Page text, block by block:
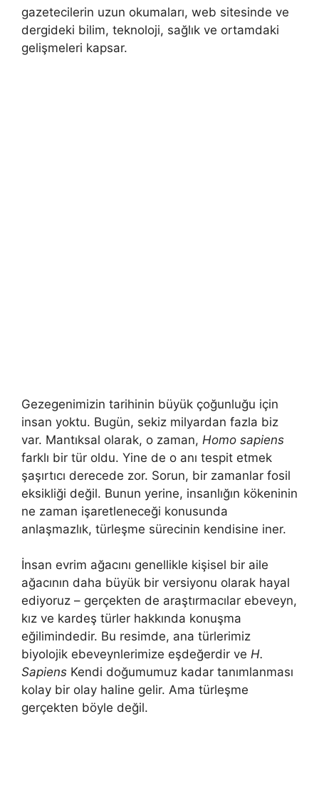
Gezegenimizin tarihinin büyük çoğunluğu için
insan yoktu. Bugün, sekiz milyardan fazla biz
var. Mantıksal olarak, o zaman, Homo sapiens
farklı bir tür oldu. Yine de o anı tespit etmek
şaşırtıcı derecede zor. Sorun, bir zamanlar fosil
eksikliği değil. Bunun yerine, insanlığın kökeninin
ne zaman işaretleneceği konusunda
anlaşmazlık, türleşme sürecinin kendisine iner.
İnsan evrim ağacını genellikle kişisel bir aile
ağacının daha büyük bir versiyonu olarak hayal
ediyoruz – gerçekten de araştırmacılar ebeveyn,
kız ve kardeş türler hakkında konuşma
eğilimindedir. Bu resimde, ana türlerimiz
biyolojik ebeveynlerimize eşdeğerdir ve H.
Sapiens Kendi doğumumuz kadar tanımlanması
kolay bir olay haline gelir. Ama türleşme
gerçekten böyle değil.